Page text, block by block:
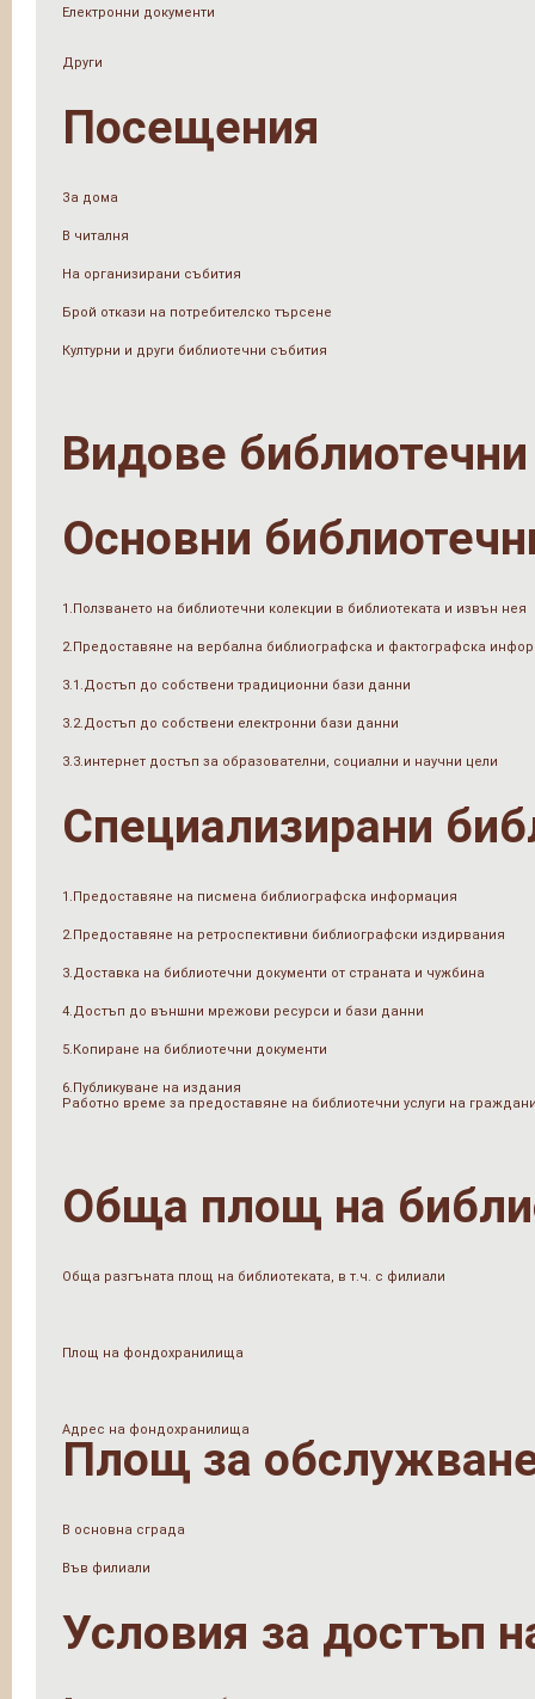
Електронни документи
Други
Посещения
За дома
В читалня
На организирани събития
Брой откази на потребителско търсене
Културни и други библиотечни събития
Видове библиотечни
Основни
1.Ползването на библиотечни колекции в библиотеката и извън нея
2.Предоставяне на вербална библиографска и фактографска
3.1.Достъп до собствени традиционни бази данни
3.2.Достъп до собствени електронни бази данни
3.3.интернет достъп за образователни, социални и научни цели
Специализирани
1.Предоставяне на писмена библиографска информация
2.Предоставяне на ретроспективни библиографски издирвания
3.Доставка на библиотечни документи от страната и чужбина
4.Достъп до външни мрежови ресурси и бази данни
5.Копиране на библиотечни документи
6.Публикуване на издания
Работно време за предоставяне на библиотечни услуги на
Обща площ на
Обща разгъната площ на библиотеката, в т.ч. с филиали
Площ на фондохранилища
Адрес на фондохранилища
Площ за
В основна сграда
Във филиали
Условия за достъп